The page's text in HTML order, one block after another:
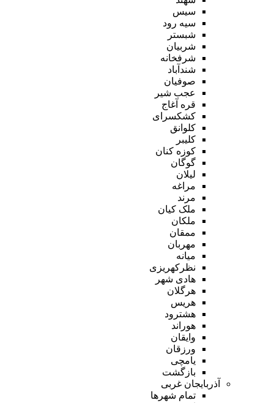
سیس
سیه رود
شبستر
شربیان
شرفخانه
شندآباد
صوفیان
عجب شیر
قره آغاج
کشکسرای
کلوانق
کلیبر
کوزه کنان
گوگان
لیلان
مراغه
مرند
ملک کیان
ملکان
ممقان
مهربان
میانه
نظرکهریزی
هادی شهر
هرگلان
هریس
هشترود
هوراند
وایقان
ورزقان
یامچی
بازگشت
آذربایجان غربی
تمام شهر‌ها